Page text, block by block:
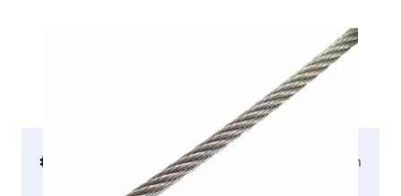
€ 69,95 incl. btw 2-5 werkdagen